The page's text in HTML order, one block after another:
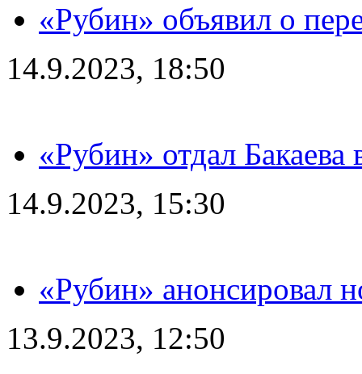
«Рубин» объявил о
14.9.2023, 18:50
«Рубин» отдал
14.9.2023, 15:30
«Рубин» анонсировал
13.9.2023, 12:50